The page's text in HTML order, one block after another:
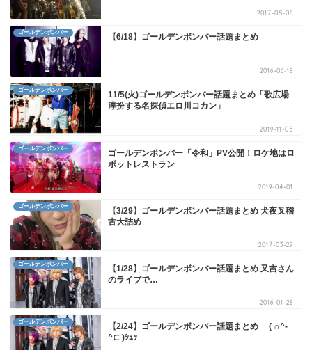
2017-05-08
ゴールデンボンバー 【6/18】ゴールデンボンバー話題まとめ
2016-06-18
ゴールデンボンバー
11/5(火)ゴールデンボンバー話題まとめ「歌広場
淳扮する名探偵エロ川コカン」
2019-11-05
ゴールデンボンバー
ゴールデンボンバー「令和」PV公開！ロケ地はロ
ボットレストラン
2019-04-01
ゴールデンボンバー
【3/29】ゴールデンボンバー話題まとめ 犬夜叉稽
古大詰め
2017-03-29
ゴールデンボンバー
【1/28】ゴールデンボンバー話題まとめ 又吉さん
のライブで…
2016-01-28
ゴールデンボンバー
【2/24】ゴールデンボンバー話題まとめ ( ∩^-
^⊂ )ｼｭｯ